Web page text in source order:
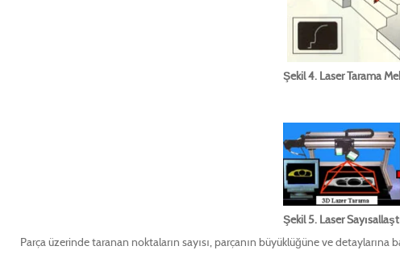
Şekil 4. Laser Tarama
Şekil 5. Laser
Parça üzerinde taranan noktaların sayısı, parçanın büyüklüğüne ve